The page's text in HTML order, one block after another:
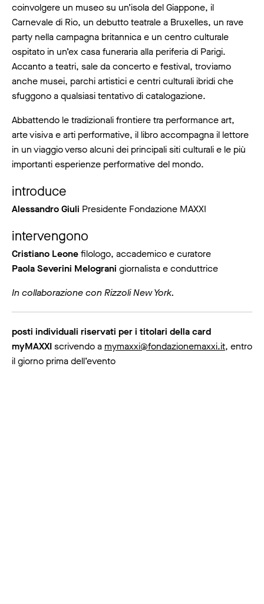
coinvolgere un museo su un’isola del Giappone, il
Carnevale di Rio, un debutto teatrale a Bruxelles, un rave
party nella campagna britannica e un centro culturale
ospitato in un’ex casa funeraria alla periferia di Parigi.
Accanto a teatri, sale da concerto e festival, troviamo
anche musei, parchi artistici e centri culturali ibridi che
sfuggono a qualsiasi tentativo di catalogazione.
Abbattendo le tradizionali frontiere tra performance art,
arte visiva e arti performative, il libro accompagna il lettore
in un viaggio verso alcuni dei principali siti culturali e le più
importanti esperienze performative del mondo.
introduce
Alessandro Giuli Presidente Fondazione MAXXI
intervengono
Cristiano Leonefilologo, accademico e curatore
Paola Severini Melograni giornalista e conduttrice
In collaborazione con Rizzoli New York.
posti individuali riservati per i titolari della card
myMAXXIscrivendo a mymaxxi@fondazionemaxxi.it, entro
il giorno prima dell’evento